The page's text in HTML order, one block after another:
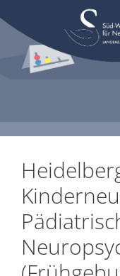
Inhalt
springen